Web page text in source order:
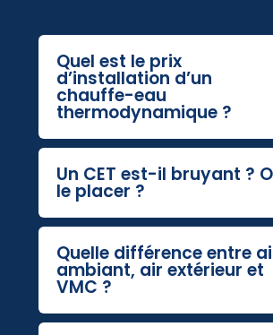
Quel est le prix
d’installation d’un
chauffe-eau
thermodynamique ?
Un CET est-il bruyant ?
le placer ?
Quelle différence entre
ambiant, air extérieur et
VMC ?